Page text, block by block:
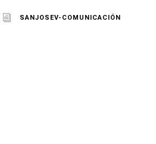
SANJOSEV-COMUNICACIÓN